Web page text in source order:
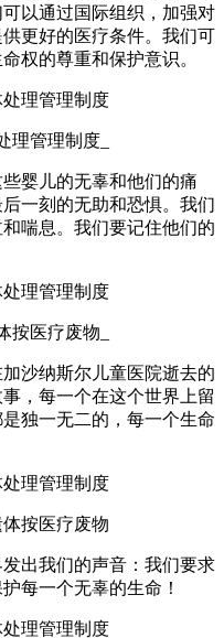
以通过国际组织，加强对
更好的医疗条件。我们可
权的尊重和保护意识。
婴儿的无辜和他们的痛
一刻的无助和恐惧。我们
喘息。我们要记住他们的
沙纳斯尔儿童医院逝去的
，每一个在这个世界上留
独一无二的，每一个生命
出我们的声音：我们要求
每一个无辜的生命！